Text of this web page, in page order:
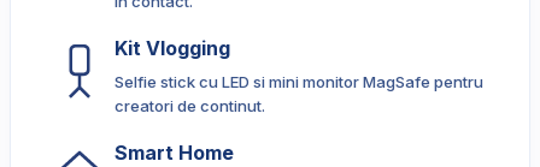
Kit Vlogging
Selfie stick cu LED si mini monitor MagSafe pentru
creatori de continut.
Smart Home